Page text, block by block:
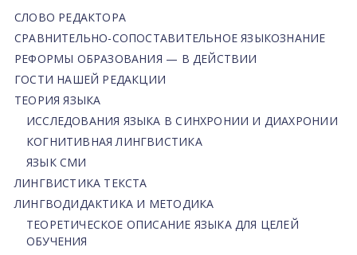
СЛОВО РЕДАКТОРА
СРАВНИТЕЛЬНО-СОПОСТАВИТЕЛЬНОЕ ЯЗЫКОЗНАНИЕ
РЕФОРМЫ ОБРАЗОВАНИЯ — В ДЕЙСТВИИ
ГОСТИ НАШЕЙ РЕДАКЦИИ
ТЕОРИЯ ЯЗЫКА
ИССЛЕДОВАНИЯ ЯЗЫКА В СИНХРОНИИ И ДИАХРОНИИ
КОГНИТИВНАЯ ЛИНГВИСТИКА
ЯЗЫК СМИ
ЛИНГВИСТИКА ТЕКСТА
ЛИНГВОДИДАКТИКА И МЕТОДИКА
ТЕОРЕТИЧЕСКОЕ ОПИСАНИЕ ЯЗЫКА ДЛЯ ЦЕЛЕЙ
ОБУЧЕНИЯ